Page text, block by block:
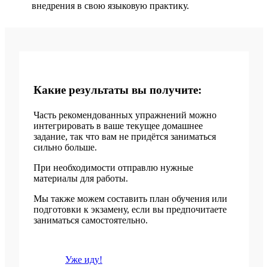
внедрения в свою языковую практику.
Какие результаты вы получите:
Часть рекомендованных упражнений можно
интегрировать в ваше текущее домашнее
задание, так что вам не придётся заниматься
сильно больше.
При необходимости отправлю нужные
материалы для работы.
Мы также можем составить план обучения или
подготовки к экзамену, если вы предпочитаете
заниматься самостоятельно.
Уже иду!